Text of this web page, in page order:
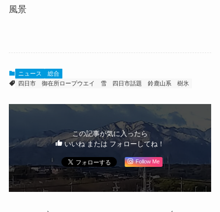
風景
ニュース
総合
四日市
御在所ロープウエイ 雪 四日市話題 鈴鹿山系 樹氷
この記事が気に入ったら
いいね または フォローしてね！
Follow Me